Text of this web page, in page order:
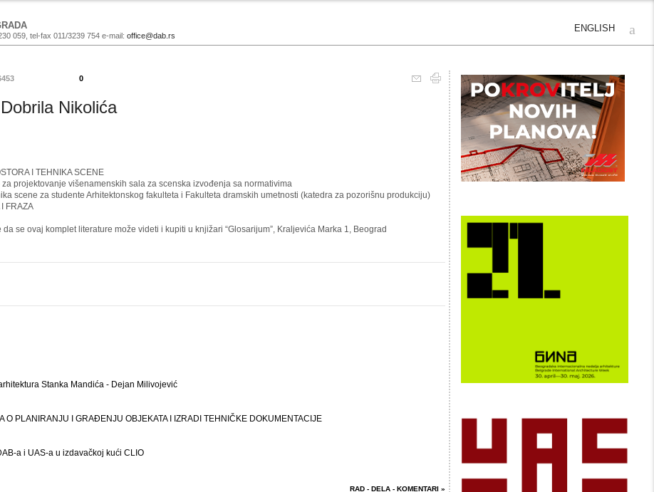
059, tel-fax 011/3239 754 e-mail: office@dab.rs
ENGLISH
0
Nikolića
I TEHNIKA SCENE
za projektovanje višenamenskih sala za scenska izvođenja sa normativima
scene za studente Arhitektonskog fakulteta i Fakulteta dramskih umetnosti (katedra za pozorišnu produkciju)
FRAZA
se ovaj komplet literature može videti i kupiti u knjižari “Glosarijum”, Kraljevića Marka 1, Beograd
Stanka Mandića - Dejan Milivojević
O PLANIRANJU I GRAĐENJU OBJEKATA I IZRADI TEHNIČKE DOKUMENTACIJE
a i UAS-a u izdavačkoj kući CLIO
RAD - DELA - KOMENTARI »